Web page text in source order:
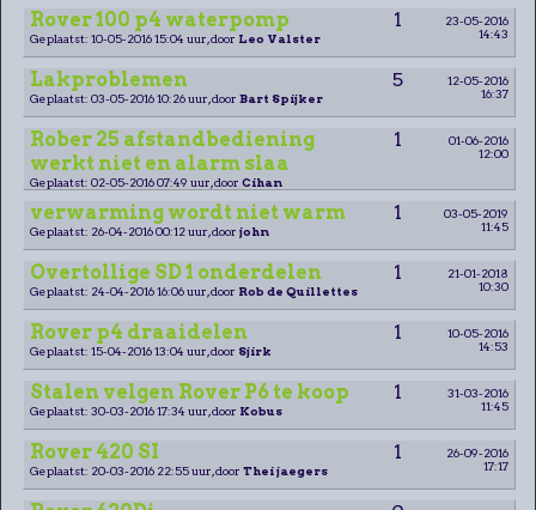
Rover 100 p4 waterpomp 1
23-05-2016
14:43
Geplaatst: 10-05-2016 15:04 uur, door Leo Valster
Lakproblemen 5
12-05-2016
16:37
Geplaatst: 03-05-2016 10:26 uur, door Bart Spijker
Rober 25 afstandbediening
werkt niet en alarm slaa
1
01-06-2016
12:00
Geplaatst: 02-05-2016 07:49 uur, door Cihan
verwarming wordt niet warm 1
03-05-2019
11:45
Geplaatst: 26-04-2016 00:12 uur, door john
Overtollige SD 1 onderdelen 1
21-01-2018
10:30
Geplaatst: 24-04-2016 16:06 uur, door Rob de Quillettes
Rover p4 draaidelen 1
10-05-2016
14:53
Geplaatst: 15-04-2016 13:04 uur, door Sjirk
Stalen velgen Rover P6 te koop 1
31-03-2016
11:45
Geplaatst: 30-03-2016 17:34 uur, door Kobus
Rover 420 SI 1
26-09-2016
17:17
Geplaatst: 20-03-2016 22:55 uur, door Thei jaegers